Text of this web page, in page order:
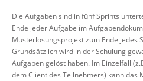
Die Aufgaben sind in fünf Sprints
Ende jeder Aufgabe im
Musterlösungsprojekt zum Ende jedes
Grundsätzlich wird in der Schulung
Aufgaben gelöst haben. Im Einzelfall
dem Client des Teilnehmers) kann das